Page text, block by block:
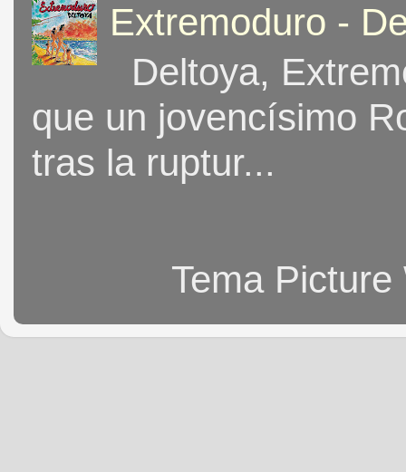
Extremoduro -
Deltoya,
que un jovencísimo
tras la ruptur...
Tema